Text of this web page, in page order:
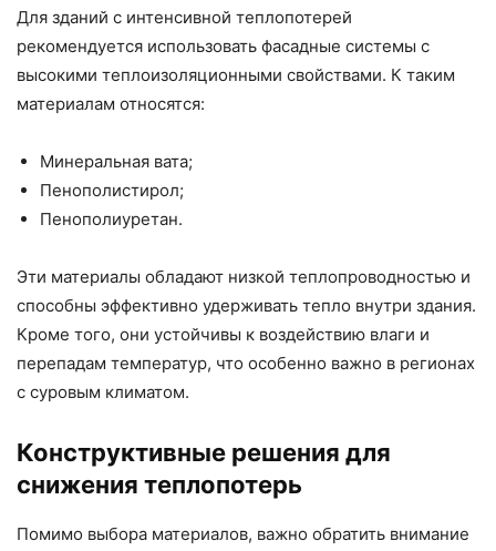
Для зданий с интенсивной теплопотерей
рекомендуется использовать фасадные системы с
высокими теплоизоляционными свойствами. К таким
материалам относятся:
Минеральная вата;
Пенополистирол;
Пенополиуретан.
Эти материалы обладают низкой теплопроводностью и
способны эффективно удерживать тепло внутри здания.
Кроме того, они устойчивы к воздействию влаги и
перепадам температур, что особенно важно в регионах
с суровым климатом.
Конструктивные решения для
снижения теплопотерь
Помимо выбора материалов, важно обратить внимание